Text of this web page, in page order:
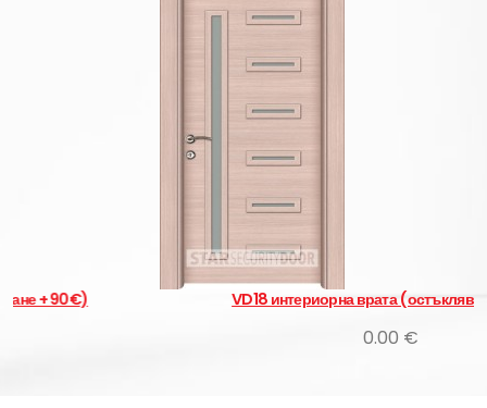
VD18 интериорна врата (остъкляване + 115€)